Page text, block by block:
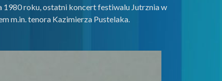
1980 roku, ostatni koncert festiwalu Jutrznia w
m.in. tenora Kazimierza Pustelaka.